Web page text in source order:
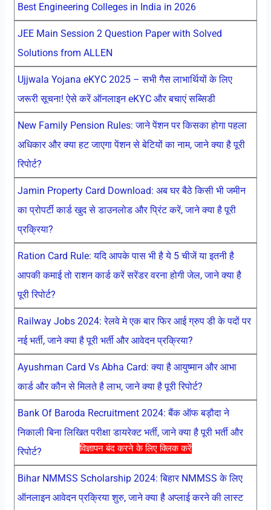
विज्ञापन बंद करने के लिए क्लिक करें
Best Engineering Colleges in India in 2026
JEE Main Session 2 Question Paper with Solved
Solutions from ALLEN
Ujjwala Yojana eKYC 2025 – सभी गैस लाभार्थियों के लिए
जरूरी सूचना! ऐसे करें ऑनलाइन eKYC और बचाएं सब्सिडी
New Family Pension Rules: जाने पेंशन पर किसका होगा पहला
अधिकार और क्या हट जाएगा पेंशन से बेटियों का नाम, जाने क्या है पूरी
रिपोर्ट?
Jamin Property Card Download: अब घर बैठे किसी भी जमीन
का प्रोपर्टी कार्ड खुद से डाउनलोड और प्रिंट करें, जाने क्या है पूरी
प्रक्रिया?
Ration Card Rule: यदि आपके पास भी है ये 5 चीजें या इतनी है
आपकी कमाई तो राशन कार्ड करें सरेंडर वरना होगी जेल, जाने क्या है
पूरी रिपोर्ट?
Railway Jobs 2024: रेलवे मे एक बार फिर आई ग्रुप डी के पदों पर
नई भर्ती, जाने क्या है पूरी भर्ती और आवेदन प्रक्रिया?
Ayushman Card Vs Abha Card: क्या है आयुष्मान और आभा
कार्ड और कौन से मिलते है लाभ, जाने क्या है पूरी रिपोर्ट?
Bank Of Baroda Recruitment 2024: बैंक ऑफ बड़ौदा ने
निकाली बिना लिखित परीक्षा डायरेक्ट भर्ती, जाने क्या है पूरी भर्ती और
रिपोर्ट?
Bihar NMMSS Scholarship 2024: बिहार NMMSS के लिए
ऑनलाइन आवेदन प्रक्रिया शुरु, जाने क्या है अप्लाई करने की लास्ट